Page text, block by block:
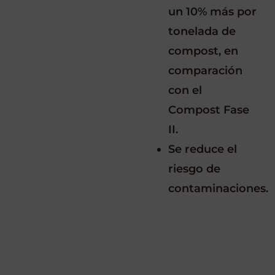
un 10% más por
tonelada de
compost, en
comparación
con el
Compost Fase
II.
Se reduce el
riesgo de
contaminaciones.